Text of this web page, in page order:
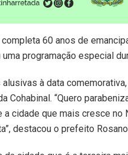
60 anos de
programação especial
à data
Cohabinal. “Quero
a cidade que mais cresce
destacou o prefeito